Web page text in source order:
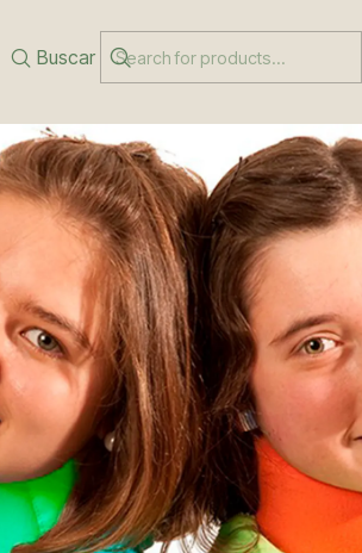
Buscar
CERVICAL SEMIRRÍGIDO INFANTIL BK -01